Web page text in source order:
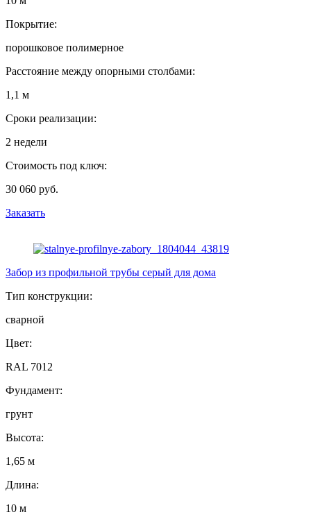
Покрытие:
порошковое полимерное
Расстояние между опорными столбами:
1,1 м
Сроки реализации:
2 недели
Стоимость под ключ:
30 060 руб.
Заказать
Забор из профильной трубы серый для дома
Тип конструкции:
сварной
Цвет:
RAL 7012
Фундамент:
грунт
Высота:
1,65 м
Длина:
10 м